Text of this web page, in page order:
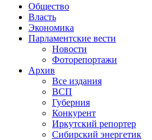
Общество
Власть
Экономика
Парламентские вести
Новости
Фоторепортажи
Архив
Все издания
ВСП
Губерния
Конкурент
Иркутский репортер
Сибирский энергетик